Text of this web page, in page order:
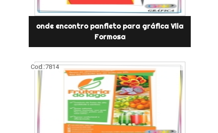
onde encontro panfleto para gráfica Vila
Formosa
Cod.:7814